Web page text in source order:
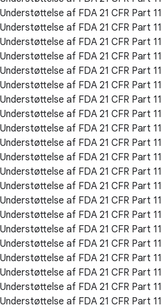
Understøttelse af FDA 21 CFR Part 11
Understøttelse af FDA 21 CFR Part 11
Understøttelse af FDA 21 CFR Part 11
Understøttelse af FDA 21 CFR Part 11
Understøttelse af FDA 21 CFR Part 11
Understøttelse af FDA 21 CFR Part 11
Understøttelse af FDA 21 CFR Part 11
Understøttelse af FDA 21 CFR Part 11
Understøttelse af FDA 21 CFR Part 11
Understøttelse af FDA 21 CFR Part 11
Understøttelse af FDA 21 CFR Part 11
Understøttelse af FDA 21 CFR Part 11
Understøttelse af FDA 21 CFR Part 11
Understøttelse af FDA 21 CFR Part 11
Understøttelse af FDA 21 CFR Part 11
Understøttelse af FDA 21 CFR Part 11
Understøttelse af FDA 21 CFR Part 11
Understøttelse af FDA 21 CFR Part 11
Understøttelse af FDA 21 CFR Part 11
Understøttelse af FDA 21 CFR Part 11
Understøttelse af FDA 21 CFR Part 11